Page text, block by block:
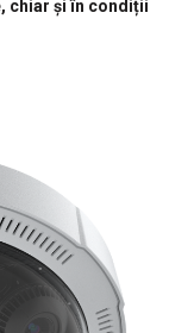
chiar și în condiții